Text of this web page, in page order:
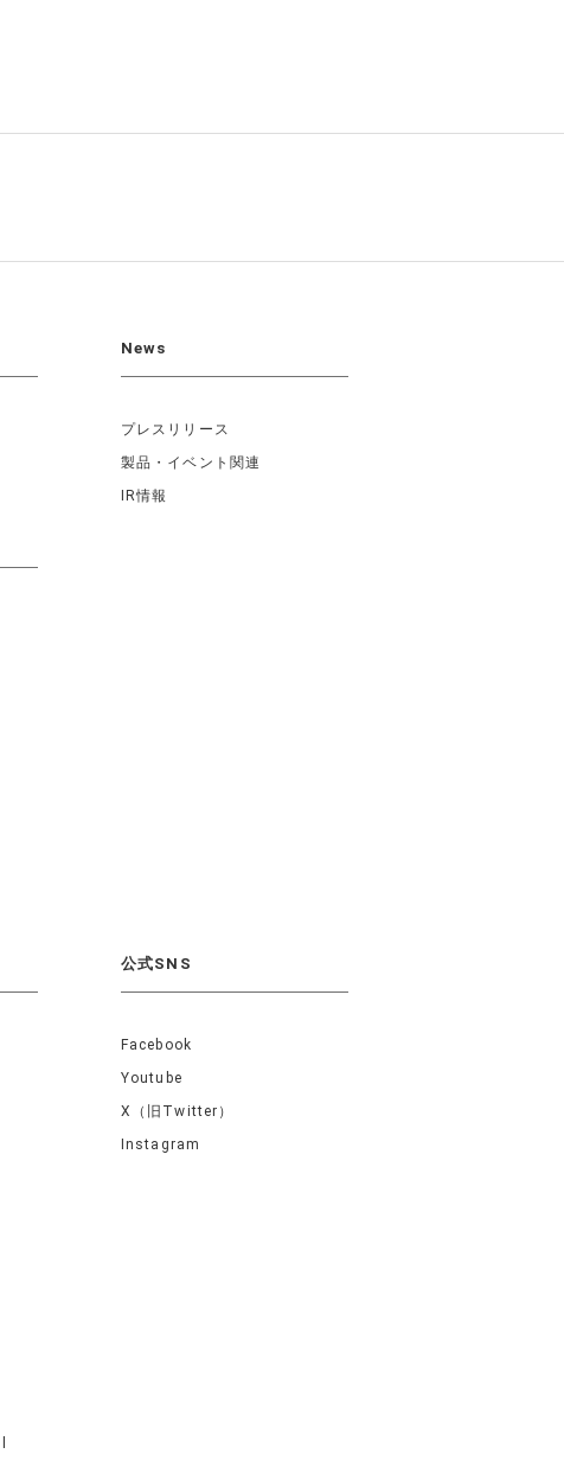
News
プレスリリース
製品・イベント関連
IR情報
公式SNS
Facebook
Youtube
X（旧Twitter）
Instagram